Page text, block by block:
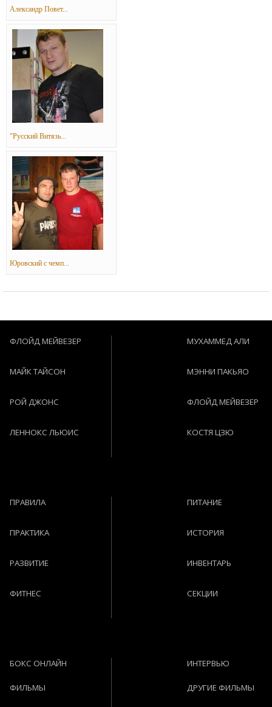
Александр Повет...
"Русский Витязь...
Юровский с чемп...
ФЛОЙД МЕЙВЕЗЕР
МАЙК ТАЙСОН
РОЙ ДЖОНС
ЛЕННОКС ЛЬЮИС
МУХАММЕД АЛИ
МЭННИ ПАКЬЯО
ФЛОЙД МЕЙВЕЗЕР
КОСТЯ ЦЗЮ
ПРАВИЛА
ПРАКТИКА
РАЗВИТИЕ
ФИТНЕС
ПИТАНИЕ
ИСТОРИЯ
ИНВЕНТАРЬ
СЕКЦИИ
БОКС ОНЛАЙН
ФИЛЬМЫ
ИНТЕРВЬЮ
ДРУГИЕ ФИЛЬМЫ